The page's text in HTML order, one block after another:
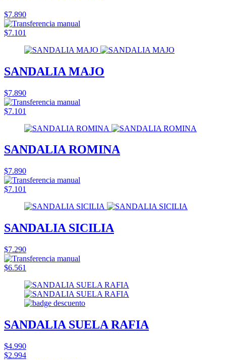
$7.890
$7.101
SANDALIA MAJO
$7.890
$7.101
SANDALIA ROMINA
$7.890
$7.101
SANDALIA SICILIA
$7.290
$6.561
SANDALIA SUELA RAFIA
$4.990
$2.994